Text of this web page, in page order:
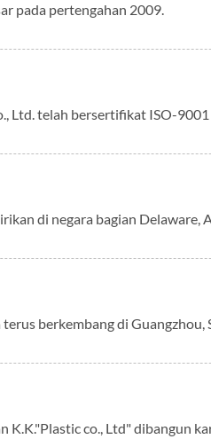
pada pertengahan 2009.
Ltd. telah bersertifikat ISO-9001
di negara bagian
berkembang di
K.K."Plastic co., Ltd" dibangun